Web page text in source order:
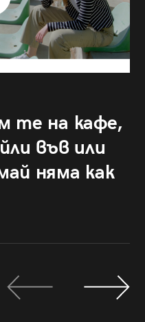
те на кафе,
във или
няма как